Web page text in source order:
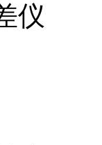
仪